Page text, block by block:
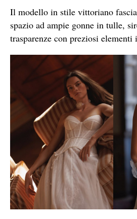
Il modello in stile vittoriano
spazio ad ampie gonne in tulle,
trasparenze con preziosi elementi